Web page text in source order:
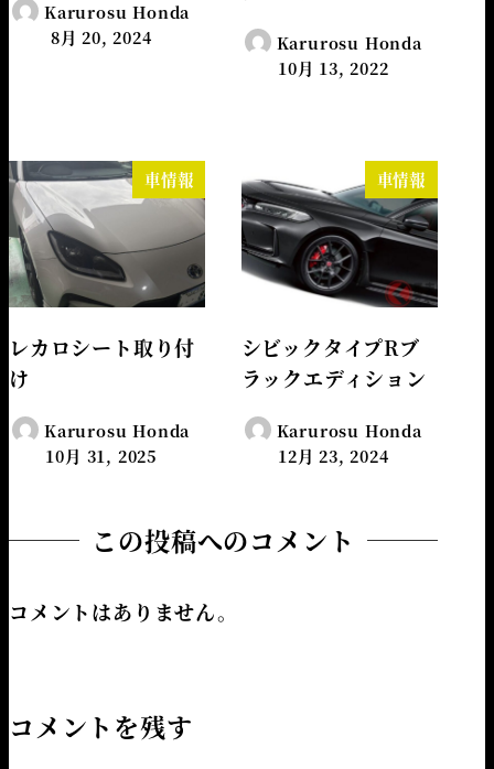
Karurosu Honda
8月 20, 2024
Karurosu Honda
10月 13, 2022
車情報
レカロシート取り付
け
Karurosu Honda
10月 31, 2025
車情報
シビックタイプRブ
ラックエディション
Karurosu Honda
12月 23, 2024
この投稿へのコメント
コメントはありません。
コメントを残す